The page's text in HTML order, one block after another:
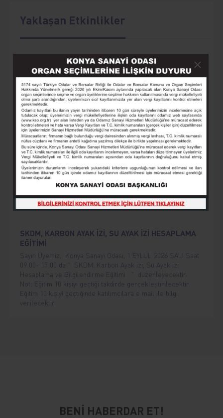
Yaklaşan Etkinlikler
AKILLI TARIM MAKİNELERİ VE OTOMASYON
Sayın Üyemiz, Konya Sanayi Odası, 12 Ağustos 2026
Çarşamba, saat 09.00-17.00’da “Akıllı Tarım Makineleri ve
Otomasyon” eğitimi düzenleyecektir. Eğitim herkes için
ücretsizdir.
GIDA ÜRETİMİNDE: KALİTE, STANDART VE
SERTİFİKASYON
Sayın Üyemiz, Konya Sanayi Odası, 26 AĞUSTOS 2026
ÇARŞAMBA Saat 09:00- 17:00 da " GIDA ÜRETİMİNDE;
KALİTE, STANDART VE
SERTİFİKASYON Eğitimi " düzenleyecektir. Not: Eğitim
10 kişiyi geçtiği takdirde gerçekleştirilecektir. Eğitim 10 kişiyi
geçtiğinde katılımcılara e mail ile bilgi verilecektir.
SKDM, KARBON AYAK İZİ, SU AYAK İZİ HESAPLAMA
EĞİTİMİ
Sayın Üyemiz, Konya Sanayi Odası, 1 EYLÜL 2026 SALI Saat
09:00- 17:00 da " SKDM, Karbon Ayak izi, Su Ayak izi
Hesaplama ve Bilgilendirme Eğitimi " düzenleyecektir.
Not: Eğitim 10 kişiyi geçtiği takdirde gerçekleştirilecektir.
Eğitim 10 kişiyi geçtiğinde katılımcılara e mail ile bilgi
verilecektir.
BENİ HABERDAR ET!